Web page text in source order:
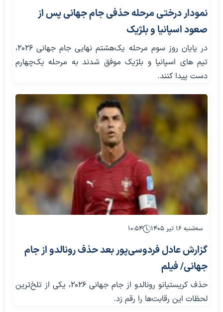
نمودار درختی مرحله حذفی جام جهانی پس از
صعود اسپانیا و بلژیک
در پایان روز سوم مرحله یک‌هشتم نهایی جام جهانی ۲۰۲۶،
تیم های اسپانیا و بلژیک موفق شدند به مرحله یک‌چهارم
دست پیدا کنند.
سه‌شنبه ۱۶ تیر ۱۴۰۵ ۱۰:۵۴
گزارش عادل فردوسی‌پور بعد حذف رونالدو از جام
جهانی/ فیلم
حذف کریستیانو رونالدو از جام جهانی ۲۰۲۶، یکی از تلخ‌ترین
لحظات این رقابت‌ها را رقم زد.